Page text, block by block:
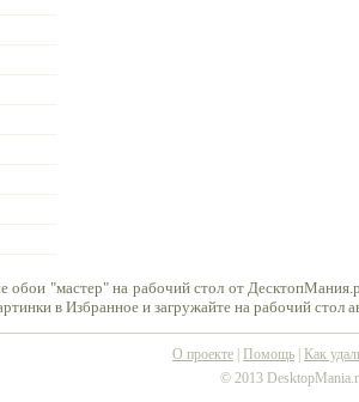
обои "мастер" на рабочий стол от
в Избранное и загружайте на рабочий
О проекте Помощь Как
© 2013